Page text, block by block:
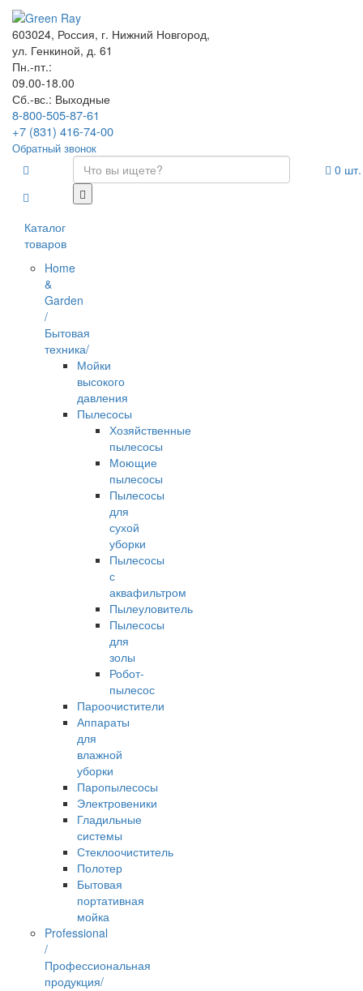
603024, Россия, г. Нижний Новгород,
ул. Генкиной, д. 61
Пн.-пт.:
09.00-18.00
Сб.-вс.: Выходные
8-800-505-87-61
+7 (831) 416-74-00
Обратный звонок
Каталог
товаров
Home
&
Garden
/
Бытовая
техника/
Мойки
высокого
давления
Пылесосы
Хозяйственные
пылесосы
Моющие
пылесосы
Пылесосы
для
сухой
уборки
Пылесосы
с
аквафильтром
Пылеуловитель
Пылесосы
для
золы
Робот-
пылесос
Пароочистители
Аппараты
для
влажной
уборки
Паропылесосы
Электровеники
Гладильные
системы
Стеклоочиститель
Полотер
Бытовая
портативная
мойка
Professional
/
Профессиональная
продукция/
0